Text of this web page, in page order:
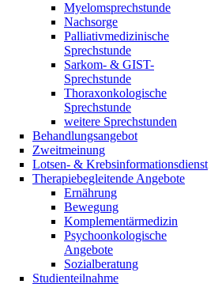
Myelomsprechstunde
Nachsorge
Palliativmedizinische
Sprechstunde
Sarkom- & GIST-
Sprechstunde
Thoraxonkologische
Sprechstunde
weitere Sprechstunden
Behandlungsangebot
Zweitmeinung
Lotsen- & Krebsinformationsdienst
Therapiebegleitende Angebote
Ernährung
Bewegung
Komplementärmedizin
Psychoonkologische
Angebote
Sozialberatung
Studienteilnahme